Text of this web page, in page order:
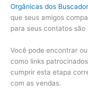
Orgânicas dos
que seus amigos
para seus contatos
Você pode encontrar
como links
cumprir esta etapa
com as vendas.